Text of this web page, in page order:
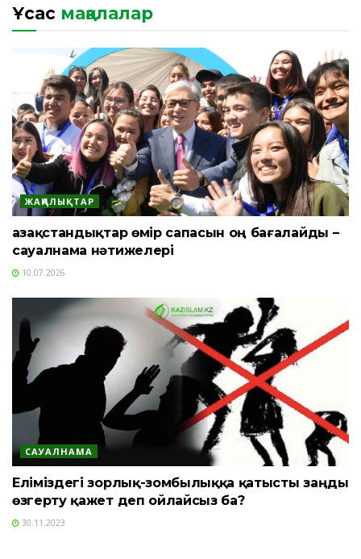
Ұқсас мақалалар
ЖАҢАЛЫҚТАР
Қазақстандықтар өмір сапасын оң бағалайды –
сауалнама нәтижелері
10.07.2026
САУАЛНАМА
Еліміздегі зорлық-зомбылыққа қатысты заңды
өзгерту қажет деп ойлайсыз ба?
30.11.2023